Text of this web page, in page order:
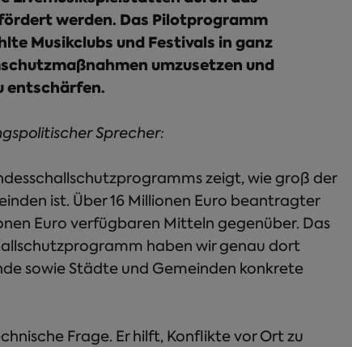
werden. Das Pilotprogramm
Musikclubs und Festivals in ganz
umzusetzen und
entschärfen.
Sprecher:
zeigt, wie groß der
ist. Über 16 Millionen Euro beantragter
Euro verfügbaren Mitteln gegenüber. Das
haben wir genau dort
sowie Städte und Gemeinden konkrete
Frage. Er hilft, Konflikte vor Ort zu